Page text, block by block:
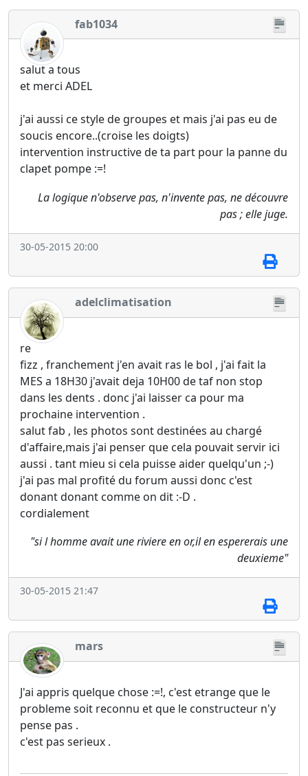
fab1034
salut a tous
et merci ADEL
j'ai aussi ce style de groupes et mais j'ai pas eu de
soucis encore..(croise les doigts)
intervention instructive de ta part pour la panne du
clapet pompe :=!
La logique n'observe pas, n'invente pas, ne découvre
pas ; elle juge.
30-05-2015 20:00
adelclimatisation
re
fizz , franchement j'en avait ras le bol , j'ai fait la
MES a 18H30 j'avait deja 10H00 de taf non stop
dans les dents . donc j'ai laisser ca pour ma
prochaine intervention .
salut fab , les photos sont destinées au chargé
d'affaire,mais j'ai penser que cela pouvait servir ici
aussi . tant mieu si cela puisse aider quelqu'un ;-)
j'ai pas mal profité du forum aussi donc c'est
donant donant comme on dit :-D .
cordialement
"si l homme avait une riviere en or,il en espererais une
deuxieme"
30-05-2015 21:47
mars
J'ai appris quelque chose :=!, c'est etrange que le
probleme soit reconnu et que le constructeur n'y
pense pas .
c'est pas serieux .